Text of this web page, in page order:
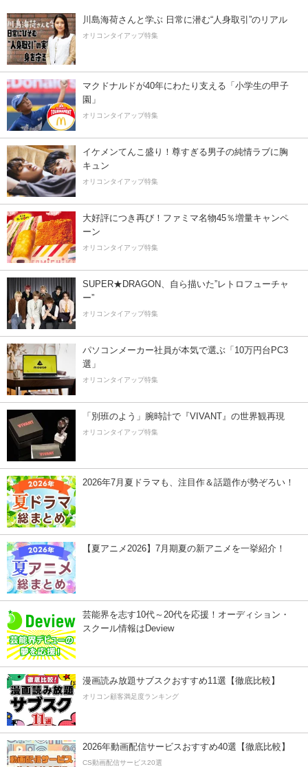
川島海荷さんと学ぶ 日常に潜む“人身取引”のリアル
オリコンタイアップ特集
マクドナルドが40年にわたり支える「小学生の甲子
園」
オリコンタイアップ特集
イケメンてんこ盛り！尊すぎる男子の純情ラブに胸
キュン
オリコンタイアップ特集
大好評につき再び！ファミマ名物45％増量キャンペ
ーン
オリコンタイアップ特集
SUPER★DRAGON、自ら描いた”レトロフューチャ
ー”
オリコンタイアップ特集
パソコンメーカー社員が本気で選ぶ「10万円台PC3
選」
オリコンタイアップ特集
「別班のよう」腕時計で『VIVANT』の世界観再現
オリコンタイアップ特集
2026年7月夏ドラマも、注目作＆話題作が勢ぞろい！
【夏アニメ2026】7月期夏の新アニメを一挙紹介！
芸能界を志す10代～20代を応援！オーディション・
スクール情報はDeview
漫画読み放題サブスクおすすめ11選【徹底比較】
オリコン顧客満足度ランキング
2026年動画配信サービスおすすめ40選【徹底比較】
CS動画配信サービス20選